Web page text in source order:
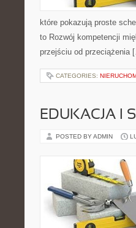
które pokazują proste
to Rozwój kompetencji
przejściu od przeciążenia
CATEGORIES:
EDUKACJA I
POSTED BY ADMIN